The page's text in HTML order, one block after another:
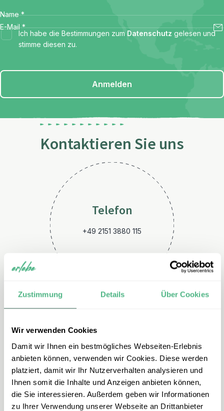
Zustimmung Details Über Cookies
Wir verwenden Cookies
Damit wir Ihnen ein bestmögliches Webseiten-Erlebnis
anbieten können, verwenden wir Cookies. Diese werden
platziert, damit wir Ihr Nutzerverhalten analysieren und
Ihnen somit die Inhalte und Anzeigen anbieten können,
die Sie interessieren. Außerdem geben wir Informationen
zu Ihrer Verwendung unserer Webseite an Drittanbieter
Name *
E-Mail *
Ich habe die Bestimmungen zum Datenschutz gelesen und
stimme diesen zu.
Anmelden
Kontaktieren Sie uns
Telefon
+49 2151 3880 115
E-Mail
kuba@erlebe.de